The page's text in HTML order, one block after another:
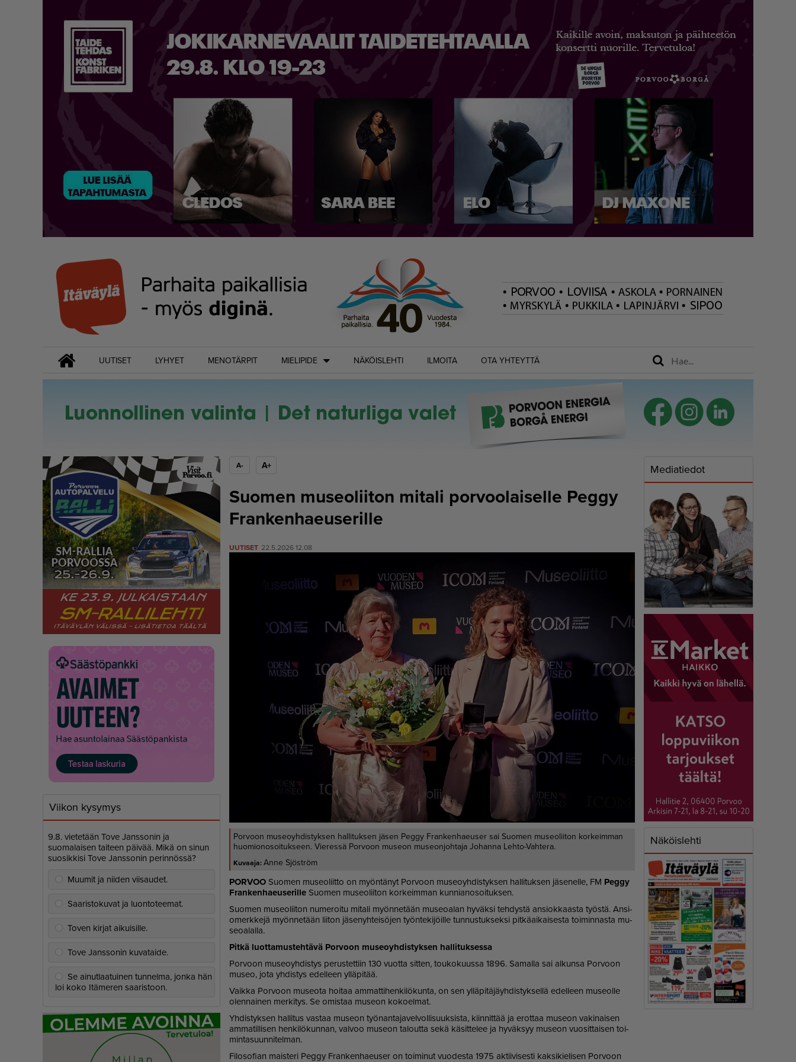
UUTISET LYHYET MENOTÄRPIT MIELIPIDE NÄKÖISLEHTI ILMOITA OTA YHTEYTTÄ
Viikon kysymys
9.8. vietetään Tove Janssonin ja
suomalaisen taiteen päivää. Mikä on sinun
suosikkisi Tove Janssonin perinnössä?
Muumit ja niiden viisaudet.
Saaristokuvat ja luontoteemat.
Toven kirjat aikuisille.
Tove Janssonin kuvataide.
Se ainutlaatuinen tunnelma, jonka hän
loi koko Itämeren saaristoon.
A- A+
Suomen museoliiton mitali porvoolaiselle Peggy
Frankenhaeuserille
UUTISET 22.5.2026 12.08
Porvoon museoyhdistyksen hallituksen jäsen Peggy Frankenhaeuser sai Suomen museoliiton korkeimman
huomionosoitukseen. Vieressä Porvoon museon museonjohtaja Johanna Lehto-Vahtera.
Anne Sjöström
POR­VOO Suo­men mu­se­o­liit­to on myön­tä­nyt Por­voon mu­se­oyh­dis­tyk­sen hal­li­tuk­sen jä­se­nel­le, FM Peg­gy
Fran­ken­ha­eu­se­ril­le Suo­men mu­se­o­lii­ton kor­keim­man kun­ni­a­no­soi­tuk­sen.
Suo­men mu­se­o­lii­ton nu­me­roi­tu mi­ta­li myön­ne­tään mu­se­oa­lan hy­väk­si teh­dys­tä an­si­ok­kaas­ta työs­tä. An­si­
o­merk­ke­jä myön­ne­tään lii­ton jä­se­nyh­tei­sö­jen työn­te­ki­jöil­le tun­nus­tuk­sek­si pit­kä­ai­kai­ses­ta toi­min­nas­ta mu­
se­oa­lal­la.
Pit­kä luot­ta­mus­teh­tä­vä Por­voon mu­se­oyh­dis­tyk­sen hal­li­tuk­ses­sa
Por­voon mu­se­oyh­dis­tys pe­rus­tet­tiin 130 vuot­ta sit­ten, tou­ko­kuus­sa 1896. Sa­mal­la sai al­kun­sa Por­voon
mu­seo, jota yh­dis­tys edel­leen yl­lä­pi­tää.
Vaik­ka Por­voon mu­se­o­ta hoi­taa am­mat­ti­hen­ki­lö­kun­ta, on sen yl­lä­pi­tä­jäyh­dis­tyk­sel­lä edel­leen mu­se­ol­le
olen­nai­nen mer­ki­tys. Se omis­taa mu­se­on ko­ko­el­mat.
Yh­dis­tyk­sen hal­li­tus vas­taa mu­se­on työ­nan­ta­ja­vel­vol­li­suuk­sis­ta, kiin­nit­tää ja erot­taa mu­se­on va­ki­nai­sen
am­ma­til­li­sen hen­ki­lö­kun­nan, val­voo mu­se­on ta­lout­ta sekä kä­sit­te­lee ja hy­väk­syy mu­se­on vuo­sit­tai­sen toi­
min­ta­suun­ni­tel­man.
Fi­lo­so­fi­an mais­te­ri Peg­gy Fran­ken­ha­eu­ser on toi­mi­nut vuo­des­ta 1975 ak­tii­vi­ses­ti kak­si­kie­li­sen Por­voon
Mediatiedot
Näköislehti